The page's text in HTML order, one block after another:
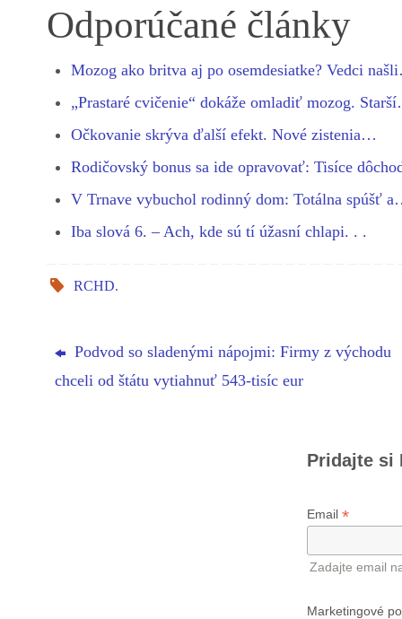
bo
ok
se
ng
er
ts
A
pp
gr
a
m
ed
In
re
Odporúčané články
Mozog ako britva aj po osemdesiatke? Vedci
„Prastaré cvičenie“ dokáže omladiť mozog.
Očkovanie skrýva ďalší efekt. Nové zistenia…
Rodičovský bonus sa ide opravovať: Tisíce
V Trnave vybuchol rodinný dom: Totálna spúšť
Iba slová 6. – Ach, kde sú tí úžasní chlapi. . .
RCHD.
Podvod so sladenými nápojmi: Firmy z východu
chceli od štátu vytiahnuť 543-tisíc eur
Pridajte si
Email *
Zadajte email
Marketingové